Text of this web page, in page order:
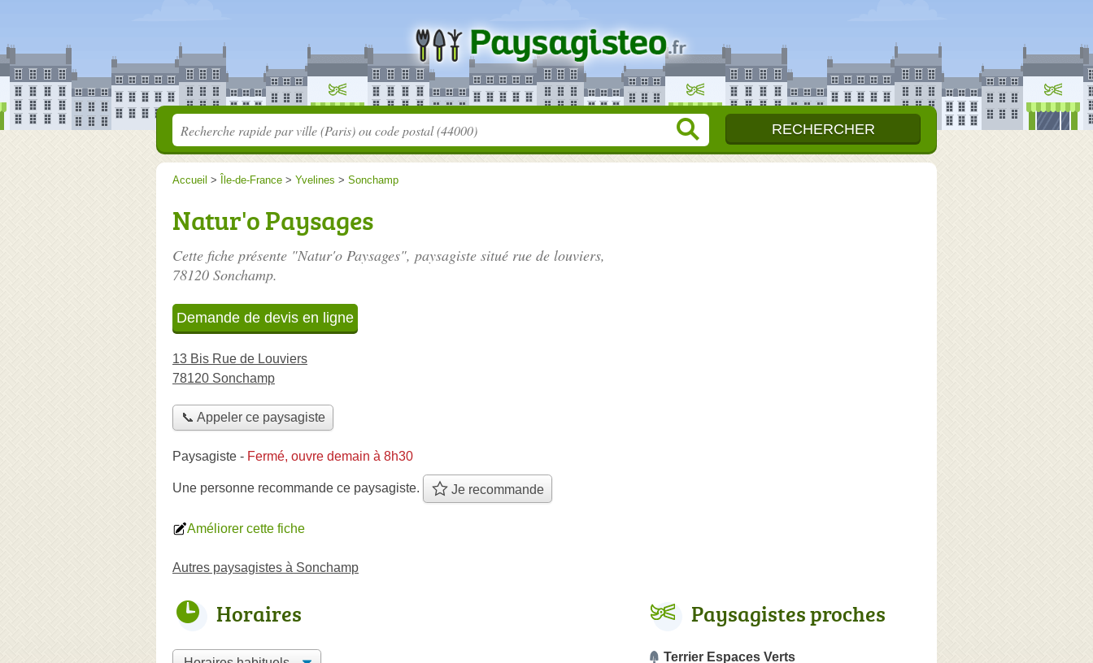
Accueil > Île-de-France > Yvelines > Sonchamp
Natur'o Paysages
Cette fiche présente "Natur'o Paysages", paysagiste situé rue de louviers,
78120 Sonchamp.
Demande de devis en ligne
13 Bis Rue de Louviers
78120 Sonchamp
📞 Appeler ce paysagiste
Paysagiste - Fermé, ouvre demain à 8h30
Une personne recommande ce paysagiste. Je recommande
Améliorer cette fiche
Autres paysagistes à Sonchamp
Horaires Paysagistes proches
Terrier Espaces Verts